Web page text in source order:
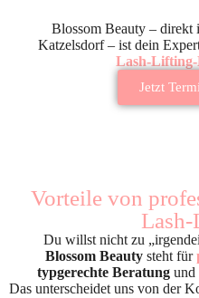
Blossom Beauty – direkt
Katzelsdorf – ist dein
Lash-Lifting-
Jetzt
Vorteile von
Du willst nicht zu
Blossom Beauty steht für
typgerechte Beratung und
Das unterscheidet uns von der